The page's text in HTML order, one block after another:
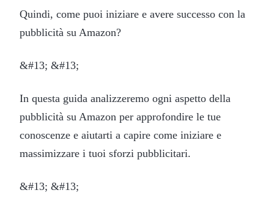
Quindi, come puoi iniziare e avere successo con la
pubblicità su Amazon?
&#13; &#13;
In questa guida analizzeremo ogni aspetto della
pubblicità su Amazon per approfondire le tue
conoscenze e aiutarti a capire come iniziare e
massimizzare i tuoi sforzi pubblicitari.
&#13; &#13;